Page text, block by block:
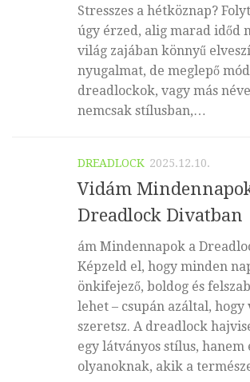
Stresszes a hétköznap?
úgy érzed, alig marad időd
világ zajában könnyű
nyugalmat, de meglepő
dreadlockok, vagy más
nemcsak stílusban,…
DREADLOCK 2025.12.10.
Vidám
Dreadlock Divatban
ám Mindennapok a
Képzeld el, hogy minden
önkifejező, boldog és
lehet – csupán azáltal,
szeretsz. A dreadlock
egy látványos stílus,
olyanoknak, akik a